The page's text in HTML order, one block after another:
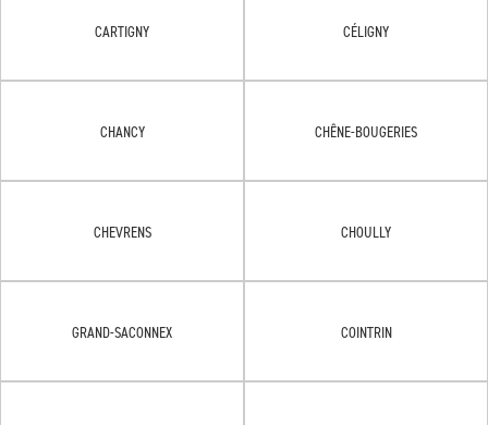
CARTIGNY CÉLIGNY
CHANCY CHÊNE-BOUGERIES
CHEVRENS CHOULLY
GRAND-SACONNEX COINTRIN